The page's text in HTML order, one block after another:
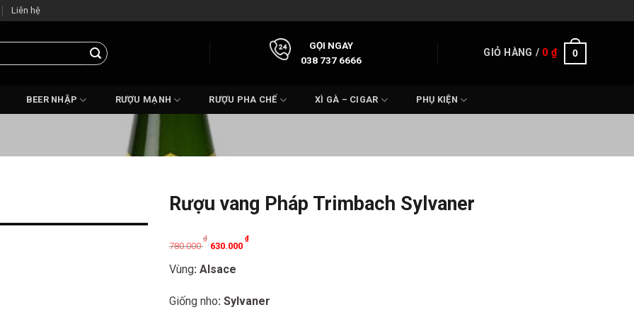
Liên hệ
GỌI NGAY
038 737 6666
GIỎ HÀNG / 0₫ 0
BEER NHẬP RƯỢU MẠNH RƯỢU PHA CHẾ XÌ GÀ – CIGAR PHỤ KIỆN
Rượu vang Pháp Trimbach Sylvaner
780.000
₫
Original
was:
780.000 ₫.
630.000
₫
Current
is:
630.000 ₫.
Vùng: Alsace
Giống nho: Sylvaner